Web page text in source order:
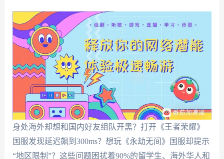
身处海外却想和国内好友组队开黑？打开《王者荣耀》
国服发现延迟飙到300ms？想玩《永劫无间》国服却提示
“地区限制”？这些问题困扰着90%的留学生、海外华人和